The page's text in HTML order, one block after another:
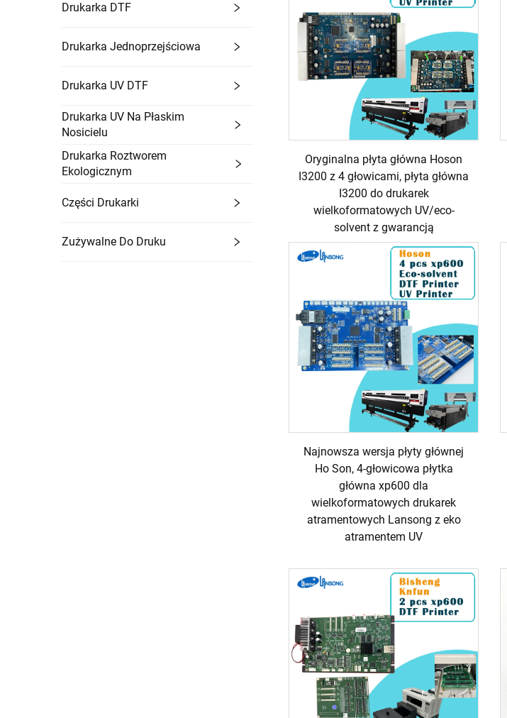
Drukarka DTF
Drukarka Jednoprzejściowa
Drukarka UV DTF
Drukarka UV Na Płaskim
Nosicielu
Drukarka Roztworem
Ekologicznym
Części Drukarki
Zużywalne Do Druku
Oryginalna płyta główna Hoson
I3200 z 4 głowicami, płyta główna
I3200 do drukarek
wielkoformatowych UV/eco-
solvent z gwarancją
Najnowsza wersja płyty głównej
Ho Son, 4-głowicowa płytka
główna xp600 dla
wielkoformatowych drukarek
atramentowych Lansong z eko
atramentem UV